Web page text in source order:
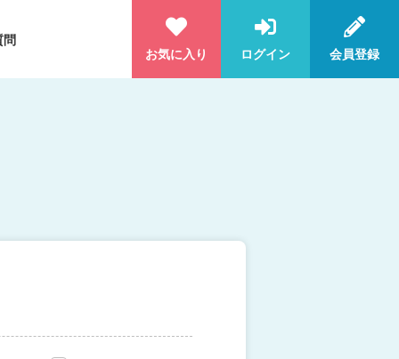
問
お気に入り
ログイン 会員登録